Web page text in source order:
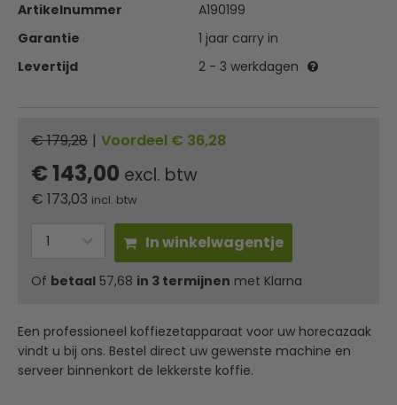
Artikelnummer
A190199
Garantie
1 jaar carry in
Levertijd
2 - 3 werkdagen
€ 179,28 | Voordeel € 36,28
€ 143,00 excl. btw
€ 173,03 incl. btw
In winkelwagentje
Of betaal 57,68 in 3 termijnen met Klarna
Een professioneel koffiezetapparaat voor uw horecazaak
vindt u bij ons. Bestel direct uw gewenste machine en
serveer binnenkort de lekkerste koffie.